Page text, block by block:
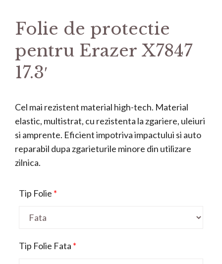
Folie de protectie
pentru Erazer X7847
17.3′
Cel mai rezistent material high-tech. Material
elastic, multistrat, cu rezistenta la zgariere, uleiuri
si amprente. Eficient impotriva impactului si auto
reparabil dupa zgarieturile minore din utilizare
zilnica.
Tip Folie *
Tip Folie Fata *